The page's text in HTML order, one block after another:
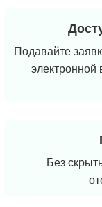
Подавайте
электронной
Без